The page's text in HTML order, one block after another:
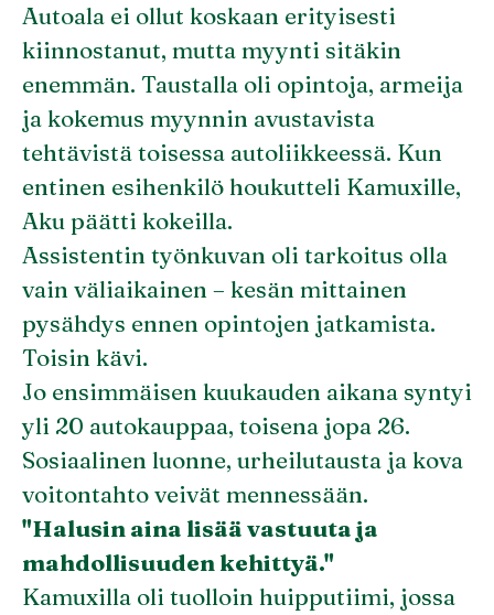
Autoala ei ollut koskaan erityisesti
kiinnostanut, mutta myynti sitäkin
enemmän. Taustalla oli opintoja, armeija
ja kokemus myynnin avustavista
tehtävistä toisessa autoliikkeessä. Kun
entinen esihenkilö houkutteli Kamuxille,
Aku päätti kokeilla.
Assistentin työnkuvan oli tarkoitus olla
vain väliaikainen – kesän mittainen
pysähdys ennen opintojen jatkamista.
Toisin kävi.
Jo ensimmäisen kuukauden aikana syntyi
yli 20 autokauppaa, toisena jopa 26.
Sosiaalinen luonne, urheilutausta ja kova
voitontahto veivät mennessään.
"Halusin aina lisää vastuuta ja
mahdollisuuden kehittyä."
Kamuxilla oli tuolloin huipputiimi, jossa